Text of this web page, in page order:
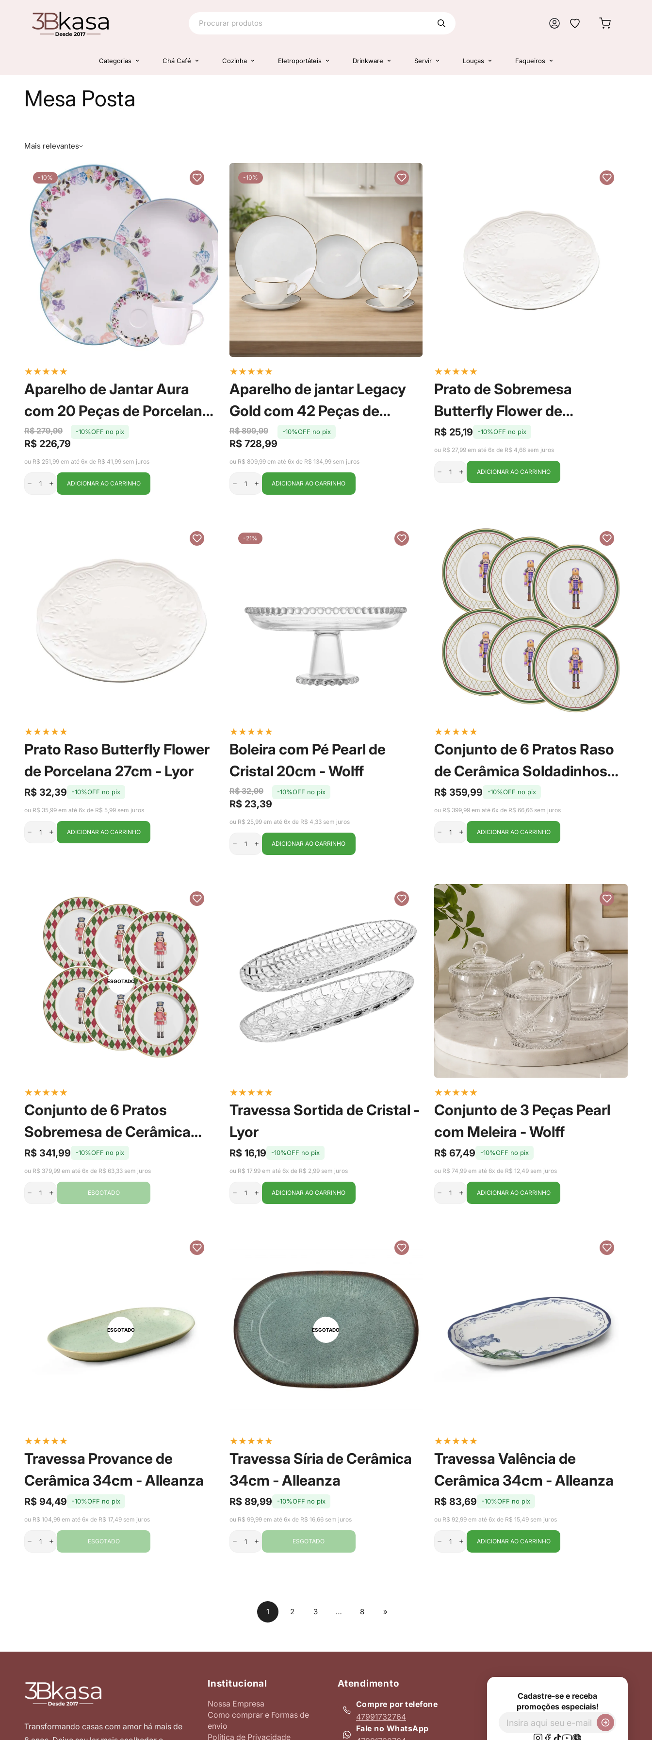
Categorias Chá Café Cozinha Eletroportáteis Drinkware Servir Louças Faqueiros
Mesa Posta
Mais relevantes
-10%
★★★★★
Aparelho de Jantar Aura
com 20 Peças de Porcelana
- Tramontina
Preço
de
R$ 226,79
Preço
regular
R$ 279,99 -10%OFF no pix
ou R$ 251,99 em até 6x de R$ 41,99 sem juros
ADICIONAR AO CARRINHO
-10%
★★★★★
Aparelho de jantar Legacy
Gold com 42 Peças de
Porcelana - L'Hermitage
Preço
de
R$ 728,99
Preço
regular
R$ 899,99 -10%OFF no pix
ou R$ 809,99 em até 6x de R$ 134,99 sem juros
ADICIONAR AO CARRINHO
★★★★★
Prato de Sobremesa
Butterfly Flower de
Porcelana New Bone 19cm -
Lyor
Preço
de
R$ 25,19
Preço
regular
-10%OFF no pix
ou R$ 27,99 em até 6x de R$ 4,66 sem juros
ADICIONAR AO CARRINHO
★★★★★
Prato Raso Butterfly Flower
de Porcelana 27cm - Lyor
Preço
de
R$ 32,39
Preço
regular
-10%OFF no pix
ou R$ 35,99 em até 6x de R$ 5,99 sem juros
ADICIONAR AO CARRINHO
-21%
★★★★★
Boleira com Pé Pearl de
Cristal 20cm - Wolff
Preço
de
R$ 23,39
Preço
regular
R$ 32,99 -10%OFF no pix
ou R$ 25,99 em até 6x de R$ 4,33 sem juros
ADICIONAR AO CARRINHO
★★★★★
Conjunto de 6 Pratos Raso
de Cerâmica Soldadinhos
com Filete de Ouro 29cm -
Alleanza
Preço
de
R$ 359,99
Preço
regular
-10%OFF no pix
ou R$ 399,99 em até 6x de R$ 66,66 sem juros
ADICIONAR AO CARRINHO
ESGOTADO
★★★★★
Conjunto de 6 Pratos
Sobremesa de Cerâmica
Soldadinhos com Filete de
Ouro 21cm - Alleanza
Preço
de
R$ 341,99
Preço
regular
-10%OFF no pix
ou R$ 379,99 em até 6x de R$ 63,33 sem juros
ESGOTADO
★★★★★
Travessa Sortida de Cristal -
Lyor
Preço
de
R$ 16,19
Preço
regular
-10%OFF no pix
ou R$ 17,99 em até 6x de R$ 2,99 sem juros
ADICIONAR AO CARRINHO
★★★★★
Conjunto de 3 Peças Pearl
com Meleira - Wolff
Preço
de
R$ 67,49
Preço
regular
-10%OFF no pix
ou R$ 74,99 em até 6x de R$ 12,49 sem juros
ADICIONAR AO CARRINHO
ESGOTADO
★★★★★
Travessa Provance de
Cerâmica 34cm - Alleanza
Preço
de
R$ 94,49
Preço
regular
-10%OFF no pix
ou R$ 104,99 em até 6x de R$ 17,49 sem juros
ESGOTADO
ESGOTADO
★★★★★
Travessa Síria de Cerâmica
34cm - Alleanza
Preço
de
R$ 89,99
Preço
regular
-10%OFF no pix
ou R$ 99,99 em até 6x de R$ 16,66 sem juros
ESGOTADO
★★★★★
Travessa Valência de
Cerâmica 34cm - Alleanza
Preço
de
R$ 83,69
Preço
regular
-10%OFF no pix
ou R$ 92,99 em até 6x de R$ 15,49 sem juros
ADICIONAR AO CARRINHO
1 2 3 … 8 »
Transformando casas com amor há mais de
Institucional
Nossa Empresa
Como comprar e Formas de
envio
Política de Privacidade
Atendimento
Compre por telefone
47991732764
Fale no WhatsApp
Cadastre-se e receba
promoções especiais!